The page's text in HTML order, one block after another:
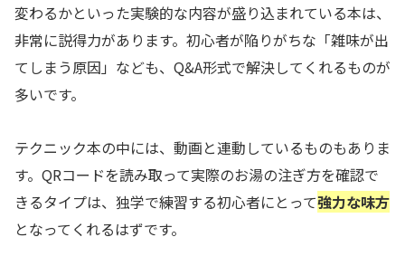
変わるかといった実験的な内容が盛り込まれている本は、
非常に説得力があります。初心者が陥りがちな「雑味が出
てしまう原因」なども、Q&A形式で解決してくれるものが
多いです。
テクニック本の中には、動画と連動しているものもありま
す。QRコードを読み取って実際のお湯の注ぎ方を確認で
きるタイプは、独学で練習する初心者にとって強力な味方
となってくれるはずです。